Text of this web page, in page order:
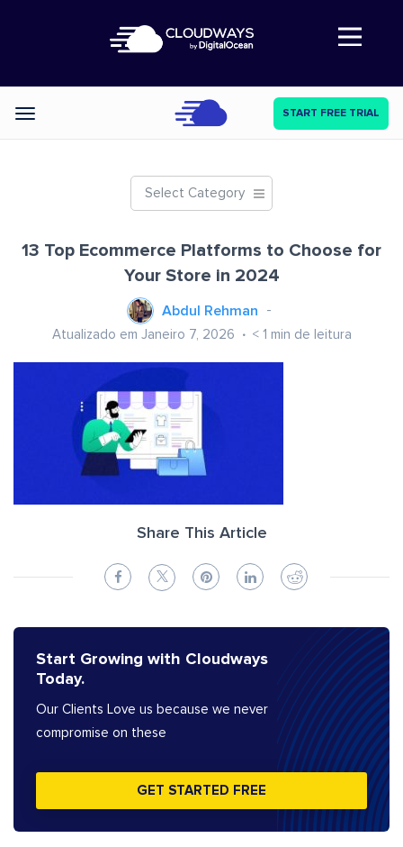
Abre a navegação
Categories START FREE TRIAL
Select Category
13 Top Ecommerce Platforms to Choose for
Your Store in 2024
Abdul Rehman
Atualizado em Janeiro 7, 2026 < 1 min de leitura
Share This Article
Start Growing with Cloudways
Today.
Our Clients Love us because we never
compromise on these
GET STARTED FREE